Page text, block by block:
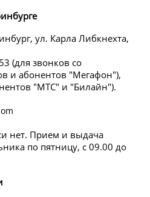
ул. Карла Либкнехта,
(для звонков со
и абонентов "Мегафон"),
"МТС" и "Билайн").
нет. Прием и выдача
по пятницу, с 09.00 до